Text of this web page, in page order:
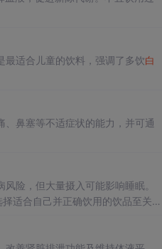
最适合儿童的饮料，强调了多饮白
鼻塞等不适症状的能力，并可通
险，但大量摄入可能影响睡眠。
择适合自己并正确饮用的饮品至关重